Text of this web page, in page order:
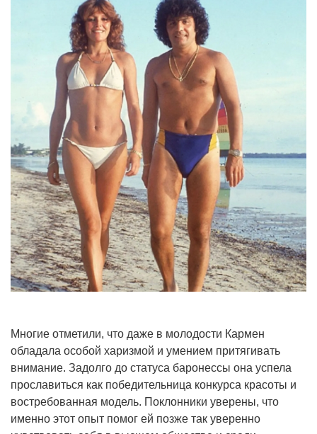
Многие отметили, что даже в молодости Кармен
обладала особой харизмой и умением притягивать
внимание. Задолго до статуса баронессы она успела
прославиться как победительница конкурса красоты и
востребованная модель. Поклонники уверены, что
именно этот опыт помог ей позже так уверенно